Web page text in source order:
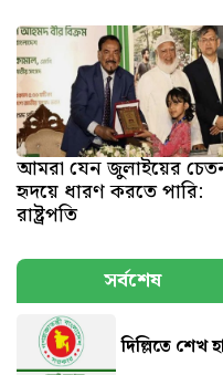
আমরা যেন জুলাইয়ের
হৃদয়ে ধারণ করতে পারি:
রাষ্ট্রপতি
সর্বশেষ
দিল্লিতে শেখ